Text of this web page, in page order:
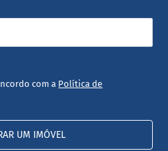
com a Política de
UM IMÓVEL